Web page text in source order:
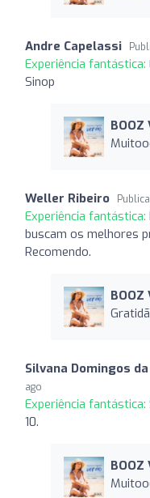
Andre Capelassi
Experiência fantástica:
Sinop
BOOZ
Weller Ribeiro
Experiência fantástica:
buscam os melhores
Recomendo.
BOOZ
Silvana Domingos
ago
Experiência fantástica:
10.
BOOZ